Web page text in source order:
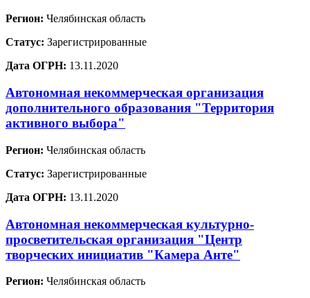
Регион: Челябинская область
Статус: Зарегистрированные
Дата ОГРН: 13.11.2020
Автономная некоммерческая организация
дополнительного образования "Территория
активного выбора"
Регион: Челябинская область
Статус: Зарегистрированные
Дата ОГРН: 13.11.2020
Автономная некоммерческая культурно-
просветительская организация "Центр
творческих инициатив "Камера Анте"
Регион: Челябинская область